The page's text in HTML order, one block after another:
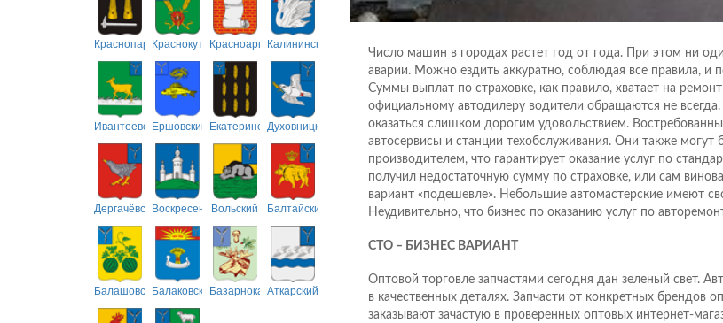
Краснопартизанский
КраснокутскийКрасноармейский
Калининский
ИвантеевскийЕршовский ЕкатериновскийДуховницкий
ДергачёвскийВоскресенскийВольский Балтайский
БалашовскийБалаковскийБазарнокарабулакский
Аткарский
Число машин в городах растет год от года. При этом ни
аварии. Можно ездить аккуратно, соблюдая все правила, и
Суммы выплат по страховке, как правило, хватает на
официальному автодилеру водители обращаются не
оказаться слишком дорогим удовольствием.
автосервисы и станции техобслуживания. Они также могут
производителем, что гарантирует оказание услуг по
получил недостаточную сумму по страховке, или сам
вариант «подешевле». Небольшие автомастерские имеют
Неудивительно, что бизнес по оказанию услуг по
СТО – БИЗНЕС ВАРИАНТ
Оптовой торговле запчастями сегодня дан зеленый свет.
в качественных деталях. Запчасти от конкретных брендов
заказывают зачастую в проверенных оптовых интернет-